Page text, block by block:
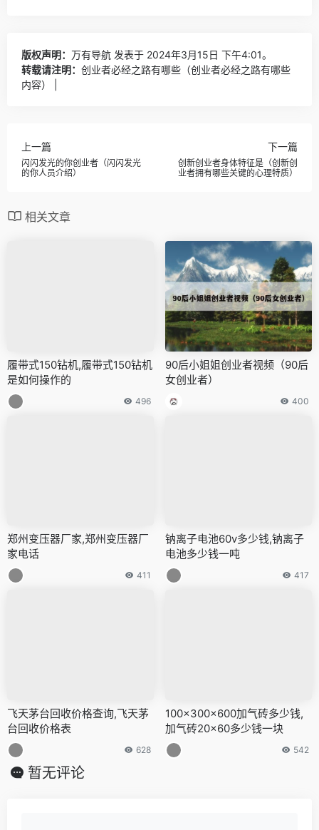
版权声明： 万有导航 发表于 2024年3月15日 下午4:01。
转载请注明： 创业者必经之路有哪些（创业者必经之路有哪些
内容） |
上一篇
闪闪发光的你创业者（闪闪发光
的你人员介绍）
下一篇
创新创业者身体特征是（创新创
业者拥有哪些关键的心理特质）
相关文章
履带式150钻机,履带式150钻机
是如何操作的
496
90后小姐姐创业者视频（90后
女创业者）
400
郑州变压器厂家,郑州变压器厂
家电话
411
钠离子电池60v多少钱,钠离子
电池多少钱一吨
417
飞天茅台回收价格查询,飞天茅
台回收价格表
628
100x300x600加气砖多少钱,
加气砖20x60多少钱一块
542
暂无评论